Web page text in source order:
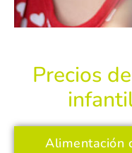
Precios
Alimentación